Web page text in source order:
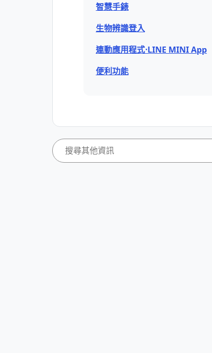
智慧手錶
生物辨識登入
連動應用程式⋅LINE MINI App
便利功能